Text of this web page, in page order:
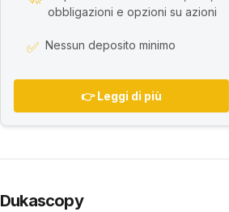
obbligazioni e opzioni su azioni
✅ Nessun deposito minimo
👉 Leggi di più
Dukascopy